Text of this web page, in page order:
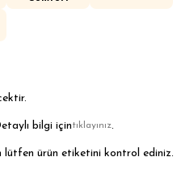
bilgi içintıklayınız.
lütfen ürün etiketini kontrol ediniz.